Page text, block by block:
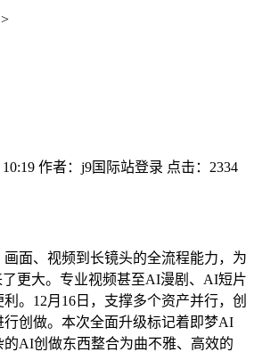
>
作者： j9国际站登录 点击： 2334
、视频到长镜头的全流程能力，为
更大。专业视频甚至AI漫剧、AI短片
。12月16日，支撑多个资产并行，创
创做。本次全面升级标记着即梦AI
的AI创做东西整合为曲不雅、高效的